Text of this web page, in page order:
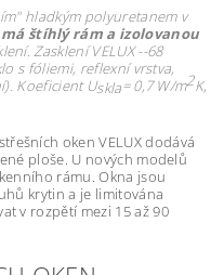
hladkým polyuretanem v
máštíhlý rám a izolovanou
ZaskleníVELUX --68
s fóliemi, reflexní vrstva,
Koeficient Uskla= 0,7 W/m2K,
oken VELUX dodává
ploše. U nových modelů
rámu. Okna jsou
krytin a je limitována
v rozpětí mezi 15 až 90